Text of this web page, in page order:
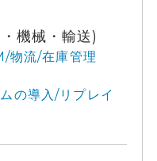
機械・輸送)
物流/在庫管理
の導入/リプレイ